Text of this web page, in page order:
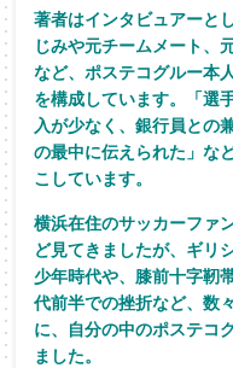
著者はインタビュアーと
じみや元チームメート、
など、 ポステコグルー本
を構成しています。「選
入が少なく、 銀行員との
の最中に伝えられた」など
こしています。
横浜在住のサッカーファ
ど見てきましたが、 ギリ
少年時代や、 膝前十字靭
代前半での挫折など、 数
に、
自分の中のポステコ
ました。